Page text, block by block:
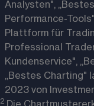
Analysten",
Performance-
Plattform für
Professional
Kundenservice",
„Bestes Charting"
2023 von
2